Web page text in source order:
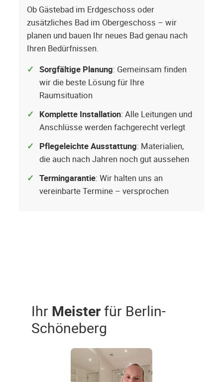
Ob Gästebad im Erdgeschoss oder
zusätzliches Bad im Obergeschoss – wir
planen und bauen Ihr neues Bad genau nach
Ihren Bedürfnissen.
Sorgfältige Planung: Gemeinsam finden
wir die beste Lösung für Ihre
Raumsituation
Komplette Installation: Alle Leitungen und
Anschlüsse werden fachgerecht verlegt
Pflegeleichte Ausstattung: Materialien,
die auch nach Jahren noch gut aussehen
Termingarantie: Wir halten uns an
vereinbarte Termine – versprochen
Ihr Meisterfür Berlin-
Schöneberg